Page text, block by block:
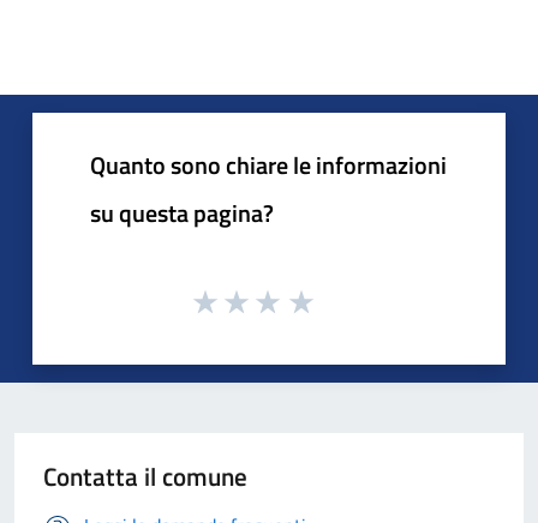
Quanto sono chiare le informazioni
su questa pagina?
Contatta il comune